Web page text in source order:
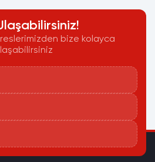
bize kolayca